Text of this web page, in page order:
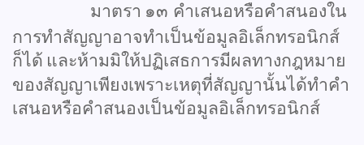
มาตรา ๑๓ คำเสนอหรือคำสนองใน
การทำสัญญาอาจทำเป็นข้อมูลอิเล็กทรอนิกส์
ก็ได้ และห้ามมิให้ปฏิเสธการมีผลทางกฎหมาย
ของสัญญาเพียงเพราะเหตุที่สัญญานั้นได้ทำคำ
เสนอหรือคำสนองเป็นข้อมูลอิเล็กทรอนิกส์